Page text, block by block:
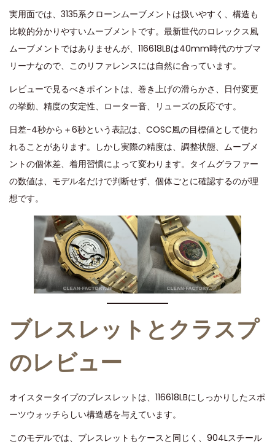
実用面では、3135系クローンムーブメントは扱いやすく、構造も
比較的分かりやすいムーブメントです。最新世代のロレックス風
ムーブメントではありませんが、116618LBは40mm時代のサブマ
リーナなので、このリファレンスには自然に合っています。
レビューで見るべきポイントは、巻き上げの滑らかさ、日付変更
の挙動、精度の安定性、ローター音、リューズの反応です。
日差−4秒から＋6秒という表記は、COSC風の目標値として使わ
れることがあります。しかし実際の精度は、調整状態、ムーブメ
ントの個体差、着用習慣によって変わります。タイムグラファー
の数値は、モデル名だけで判断せず、個体ごとに確認するのが理
想です。
ブレスレットとクラスプ
のレビュー
オイスタータイプのブレスレットは、116618LBにしっかりしたスポ
ーツウォッチらしい構造感を与えています。
このモデルでは、ブレスレットもケースと同じく、904Lスチール